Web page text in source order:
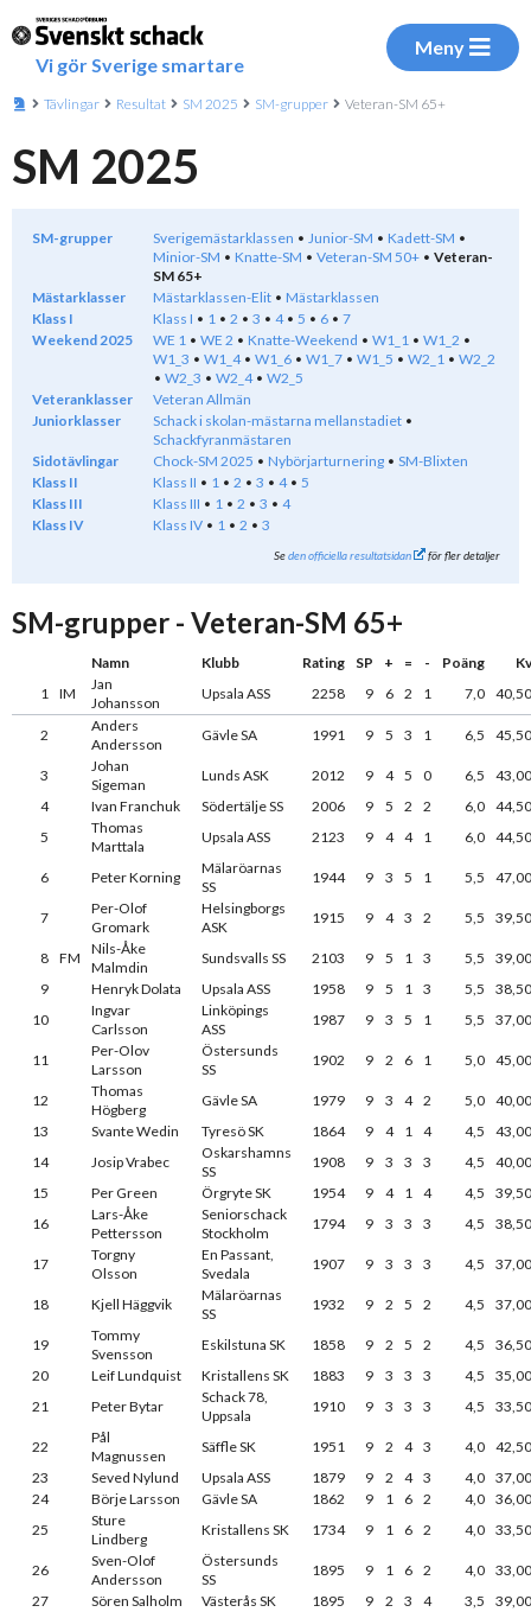
Vi gör Sverige smartare
Meny
Tävlingar Resultat SM 2025 SM-grupper Veteran-SM 65+
SM 2025
SM-grupper Sverigemästarklassen Junior-SM
Kadett-SM
Minior-SM
Knatte-SM Veteran-SM 50+
Veteran-
SM 65+
Mästarklasser
Mästarklassen-Elit
Mästarklassen
Klass I
Klass I 1 2 3 4 5 6
7
Weekend 2025
WE 1 WE 2 Knatte-Weekend W1_1
W1_2
W1_3
W1_4 W1_6 W1_7 W1_5 W2_1
W2_2
W2_3
W2_4
W2_5
Veteranklasser
Veteran Allmän
Juniorklasser
Schack i skolan-mästarna mellanstadiet
Schackfyranmästaren
Sidotävlingar
Chock-SM 2025 Nybörjarturnering
SM-Blixten
Klass II
Klass II 1 2 3 4
5
Klass III
Klass III 1 2 3
4
Klass IV
Klass IV 1 2 3
Seden officiella resultatsidan för fler detaljer
SM-grupper - Veteran-SM 65+
Namn Klubb Rating SP + = - Poäng
Kv
1 IM
Jan
Johansson
Upsala ASS 2258 9 6 2 1 7,0 40,50
2
Anders
Andersson
Gävle SA 1991 9 5 3 1 6,5 45,50
3
Johan
Sigeman
Lunds ASK 2012 9 4 5 0 6,5
43,00
4
Ivan Franchuk Södertälje SS 2006 9 5 2 2 6,0 44,50
5
Thomas
Marttala
Upsala ASS 2123 9 4 4 1 6,0 44,50
6 Peter Korning
Mälaröarnas
SS
1944 9 3 5 1 5,5 47,00
7
Per-Olof
Gromark
Helsingborgs
ASK
1915 9 4 3 2 5,5 39,50
8 FM
Nils-Åke
Malmdin
Sundsvalls SS 2103 9 5 1 3 5,5
39,00
9
Henryk Dolata Upsala ASS 1958 9 5 1 3 5,5
38,50
10
Ingvar
Carlsson
Linköpings
ASS
1987 9 3 5 1 5,5 37,00
11
Per-Olov
Larsson
Östersunds
SS
1902 9 2 6 1 5,0 45,00
12
Thomas
Högberg
Gävle SA 1979 9 3 4 2 5,0 40,00
13
Svante Wedin Tyresö SK 1864 9 4 1 4 4,5
43,00
14
Josip Vrabec
Oskarshamns
SS
1908 9 3 3 3 4,5
40,00
15
Per Green Örgryte SK 1954 9 4 1 4 4,5
39,50
16
Lars-Åke
Pettersson
Seniorschack
Stockholm
1794 9 3 3 3 4,5 38,50
17
Torgny
Olsson
En Passant,
Svedala
1907 9 3 3 3 4,5 37,00
18 Kjell Häggvik
Mälaröarnas
SS
1932 9 2 5 2 4,5 37,00
19
Tommy
Svensson
Eskilstuna SK 1858 9 2 5 2 4,5
36,50
20
Leif Lundquist Kristallens SK 1883 9 3 3 3 4,5
35,00
21
Peter Bytar
Schack 78,
Uppsala
1910 9 3 3 3 4,5 33,50
22
Pål
Magnussen
Säffle SK 1951 9 2 4 3 4,0 42,50
23
Seved Nylund Upsala ASS 1879 9 2 4 3 4,0 37,00
24
Börje Larsson Gävle SA 1862 9 1 6 2 4,0 36,00
25
Sture
Lindberg
Kristallens SK 1734 9 1 6 2 4,0 33,50
26
Sven-Olof
Andersson
Östersunds
SS
1895 9 1 6 2 4,0 33,00
27
Sören Salholm Västerås SK 1895 9 2 3 4 3,5
39,00